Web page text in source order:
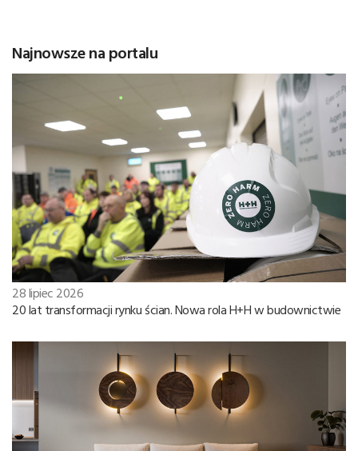
Najnowsze na portalu
28 lipiec 2026
20 lat transformacji rynku ścian. Nowa rola H+H w budownictwie